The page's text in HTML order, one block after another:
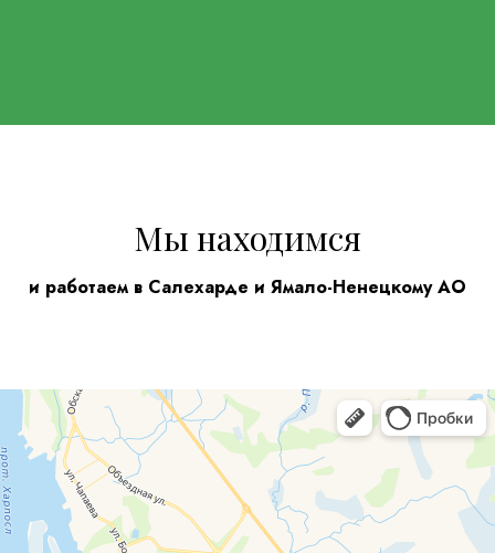
Мы находимся
и работаем в Салехарде и Ямало-Ненецкому АО